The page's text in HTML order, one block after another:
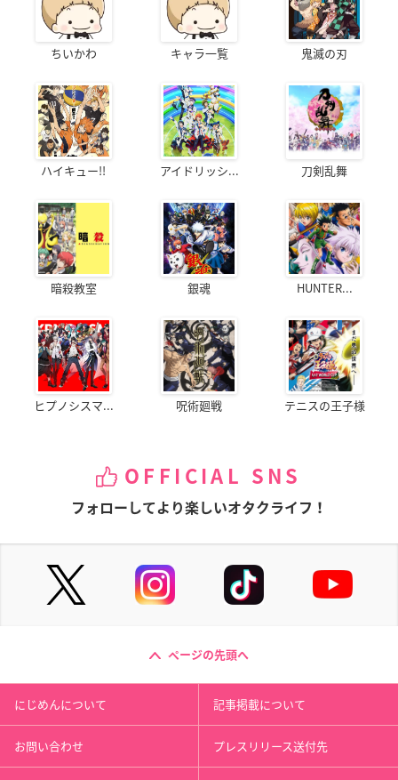
ちいかわ キャラ一覧 鬼滅の刃
ハイキュー!! アイドリッシ... 刀剣乱舞
暗殺教室 銀魂 HUNTER...
ヒプノシスマ... 呪術廻戦 テニスの王子様
OFFICIAL SNS
フォローしてより楽しいオタクライフ！
ページの先頭へ
にじめんについて 記事掲載について
お問い合わせ プレスリリース送付先